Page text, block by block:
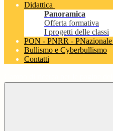
Didattica
Panoramica
Offerta formativa
I progetti delle classi
PON - PNRR -
Bullismo e Cyberbullismo
Contatti